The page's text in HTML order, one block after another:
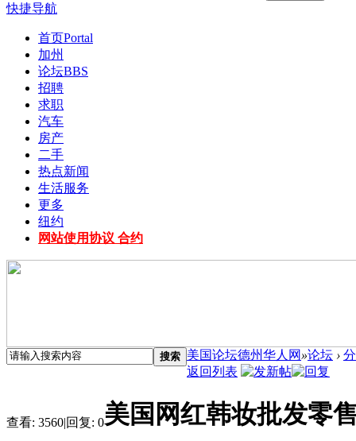
快捷导航
首页Portal
加州
论坛BBS
招聘
求职
汽车
房产
二手
热点新闻
生活服务
更多
纽约
网站使用协议 合约
搜索 美国论坛德州华人网 »论坛 ›
返回列表
查看: 3560|回复: 0美国网红韩妆批发零